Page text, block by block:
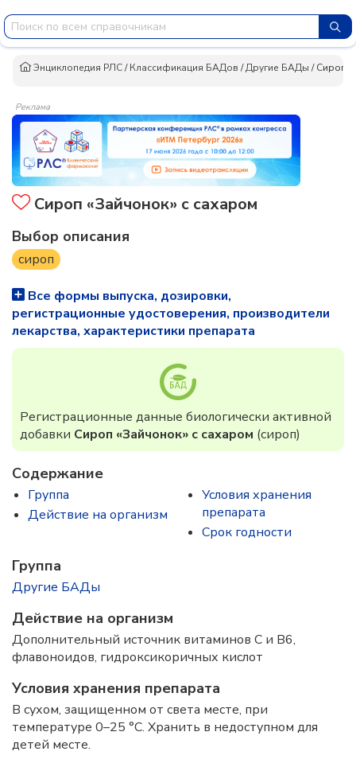
Энциклопедия РЛС/Классификация БАДов /Другие БАДы /Сироп
Реклама
Сироп «Зайчонок» с сахаром
Выбор описания
сироп
Все формы выпуска, дозировки,
регистрационные удостоверения, производители
лекарства, характеристики препарата
Регистрационные данные биологически активной
добавки Сироп «Зайчонок» с сахаром (сироп)
Содержание
Группа
Действие на организм
Условия хранения
препарата
Срок годности
Группа
Другие БАДы
Действие на организм
Дополнительный источник витаминов С и В6,
флавоноидов, гидроксикоричных кислот
Условия хранения препарата
В сухом, защищенном от света месте, при
температуре 0–25 °C. Хранить в недоступном для
детей месте.